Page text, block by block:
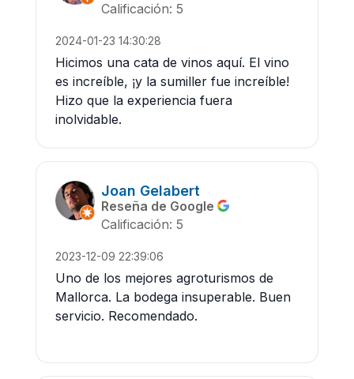
Calificación: 5
2024-01-23 14:30:28
Hicimos una cata de vinos aquí. El vino
es increíble, ¡y la sumiller fue increíble!
Hizo que la experiencia fuera
inolvidable.
Joan Gelabert
Reseña de Google
Calificación: 5
2023-12-09 22:39:06
Uno de los mejores agroturismos de
Mallorca. La bodega insuperable. Buen
servicio. Recomendado.